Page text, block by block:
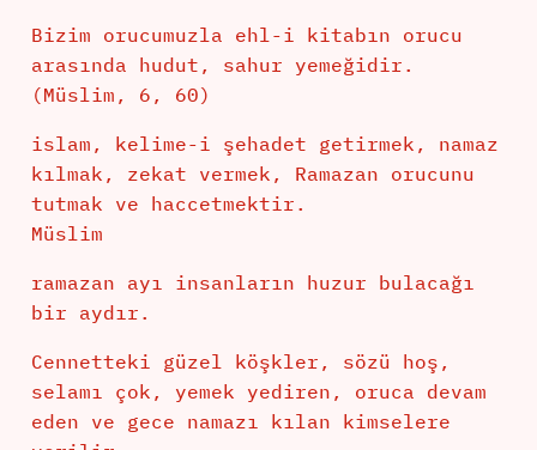
Bizim orucumuzla ehl-i kitabın orucu
arasında hudut, sahur yemeğidir.
(Müslim, 6, 60)
islam, kelime-i şehadet getirmek, namaz
kılmak, zekat vermek, Ramazan orucunu
tutmak ve haccetmektir.
Müslim
ramazan ayı insanların huzur bulacağı
bir aydır.
Cennetteki güzel köşkler, sözü hoş,
selamı çok, yemek yediren, oruca devam
eden ve gece namazı kılan kimselere